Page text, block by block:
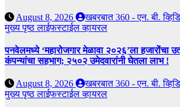
August 8, 2026
खबरबात 360 - एन. बी.
मुख्य पृष्ठलाईफस्टाईलव्हायरल
पनवेलमध्ये ‘महारोजगार मेळावा २०२६’ला हजारोंचा
कंपन्यांचा सहभाग; २५०२ उमेदवारांनी घेतला लाभ !
August 8, 2026
खबरबात 360 - एन. बी.
मुख्य पृष्ठलाईफस्टाईलव्हायरल